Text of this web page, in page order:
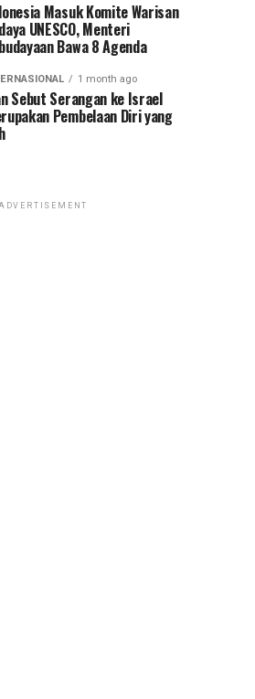
Masuk Komite Warisan
UNESCO, Menteri
Bawa 8 Agenda
1 month ago
Sebut Serangan ke Israel
Pembelaan Diri yang